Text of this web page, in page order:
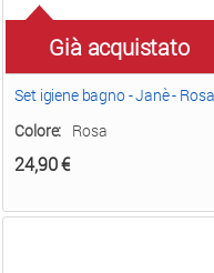
Già acquistato
Set igiene bagno - Janè - Rosa
Colore: Rosa
24,90€